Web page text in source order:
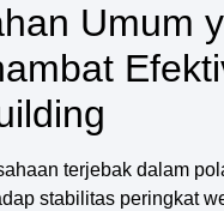
Umum
terjebak dalam
stabilitas peringkat